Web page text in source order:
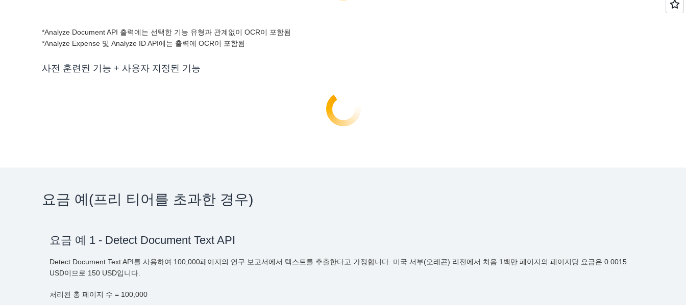
*Analyze Document API 출력에는 선택한 기능 유형과 관계없이 OCR이 포함됨
*Analyze Expense 및 Analyze ID API에는 출력에 OCR이 포함됨
사전 훈련된 기능 + 사용자 지정된 기능
요금 예(프리 티어를 초과한 경우)
요금 예 1 - Detect Document Text API
Detect Document Text API를 사용하여 100,000페이지의 연구 보고서에서 텍스트를 추출한다고 가정합니다. 미국 서부(오레곤) 리전에서 처음 1백만 페이지의 페이지당 요금은 0.0015
USD이므로 150 USD입니다.
처리된 총 페이지 수 = 100,000